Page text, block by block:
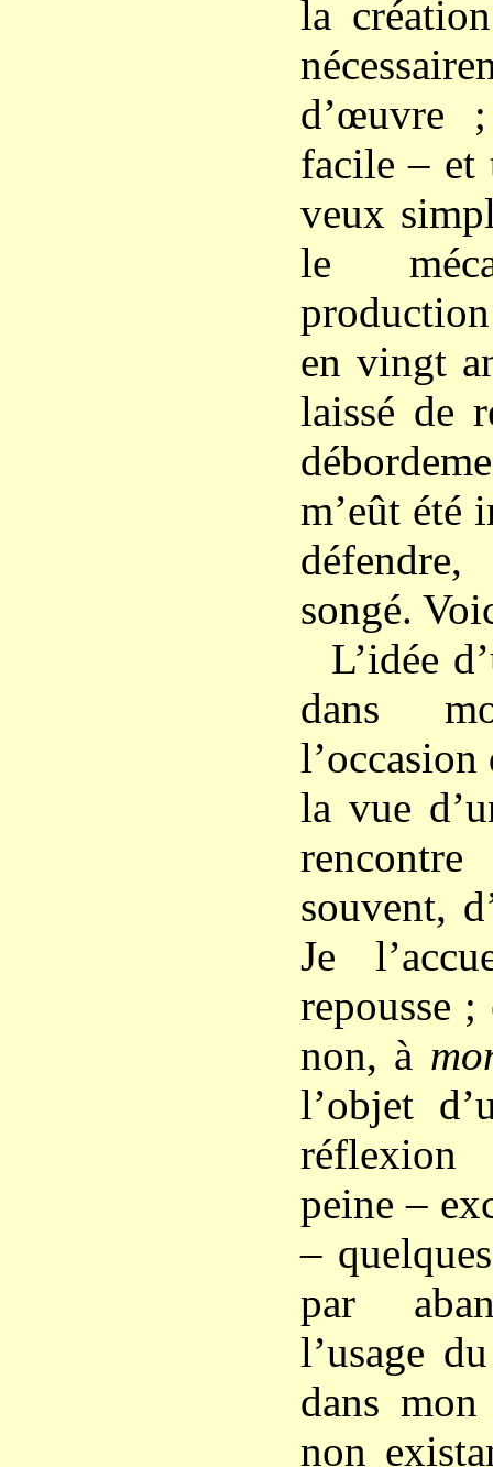
la
d’œuvre
facile – et
veux
le
en vingt
laissé de
m’eût été
songé.
L’idée
dans
l’occasion
la vue
souvent,
Je
repousse
non, à
l’objet
réflexion
peine –
–
par
l’usage
dans mon
non